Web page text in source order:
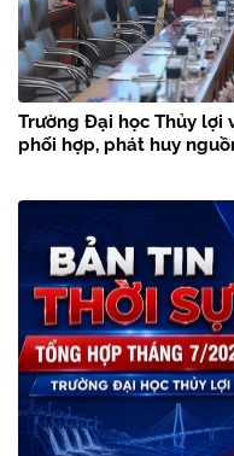
Trường Đại học Thủy lợi
phối hợp, phát huy